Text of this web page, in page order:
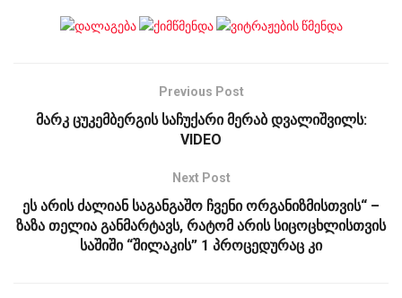
Previous Post
მარკ ცუკემბერგის საჩუქარი მერაბ დვალიშვილს:
VIDEO
Next Post
ეს არის ძალიან საგანგაშო ჩვენი ორგანიზმისთვის“ –
ზაზა თელია განმარტავს, რატომ არის სიცოცხლისთვის
საშიში “შილაკის” 1 პროცედურაც კი